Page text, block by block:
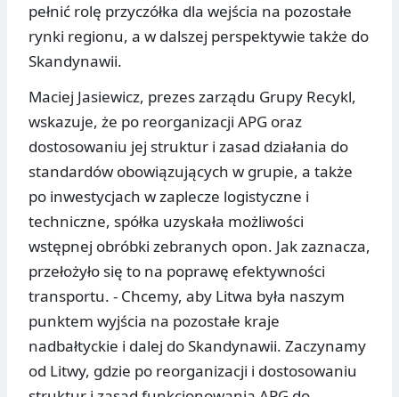
pełnić rolę przyczółka dla wejścia na pozostałe
rynki regionu, a w dalszej perspektywie także do
Skandynawii.
Maciej Jasiewicz, prezes zarządu Grupy Recykl,
wskazuje, że po reorganizacji APG oraz
dostosowaniu jej struktur i zasad działania do
standardów obowiązujących w grupie, a także
po inwestycjach w zaplecze logistyczne i
techniczne, spółka uzyskała możliwości
wstępnej obróbki zebranych opon. Jak zaznacza,
przełożyło się to na poprawę efektywności
transportu. - Chcemy, aby Litwa była naszym
punktem wyjścia na pozostałe kraje
nadbałtyckie i dalej do Skandynawii. Zaczynamy
od Litwy, gdzie po reorganizacji i dostosowaniu